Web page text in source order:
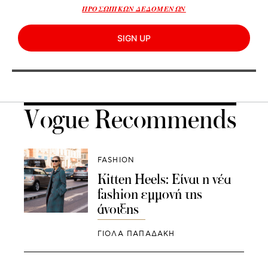
ΠΡΟΣΩΠΙΚΩΝ ΔΕΔΟΜΕΝΩΝ
SIGN UP
Vogue Recommends
FASHION
Kitten Heels: Είναι η νέα
fashion εμμονή της
άνοιξης
ΓΙΌΛΑ ΠΑΠΑΔΆΚΗ